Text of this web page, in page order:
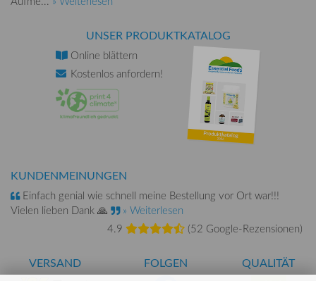
UNSER PRODUKTKATALOG
Online blättern
Kostenlos anfordern!
KUNDENMEINUNGEN
Einfach genial wie schnell meine Bestellung vor Ort war!!!
Vielen lieben Dank 🙏
» Weiterlesen
4.9
(52 Google-Rezensionen)
VERSAND FOLGEN QUALITÄT